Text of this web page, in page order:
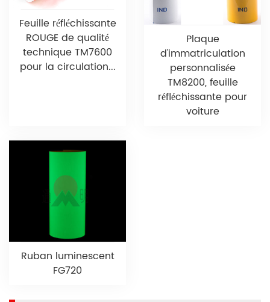
Feuille réfléchissante
ROUGE de qualité
technique TM7600
pour la circulation...
Plaque
d'immatriculation
personnalisée
TM8200, feuille
réfléchissante pour
voiture
Ruban luminescent
FG720